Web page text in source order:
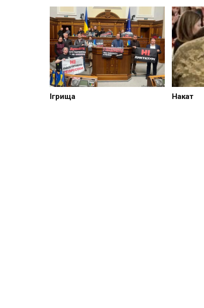
Ігрища Накат